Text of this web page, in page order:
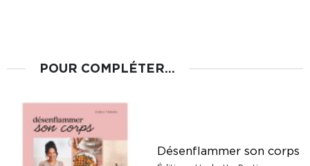
POUR COMPLÉTER...
Désenflammer son corps